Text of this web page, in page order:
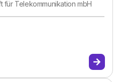
für Telekommunikation mbH